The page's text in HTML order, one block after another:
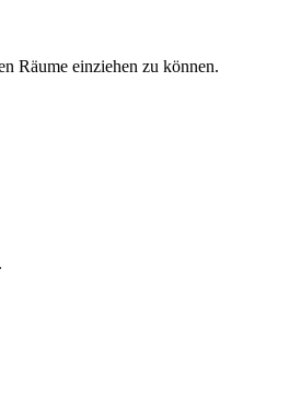
Räume einziehen zu können.